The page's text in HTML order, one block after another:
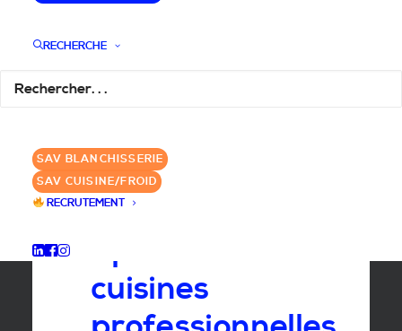
RECHERCHE
SAV BLANCHISSERIE
SAV CUISINE/FROID
RECRUTEMENT
✆ 09 78 083 083
GROUPE SEBI
Spécialiste
cuisines